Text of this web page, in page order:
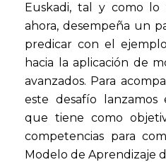
Euskadi, tal y como lo
ahora, desempeña un
predicar con el
hacia la aplicación de
avanzados. Para
este desafío lanzamos
que tiene como
competencias para
Modelo de Aprendizaje